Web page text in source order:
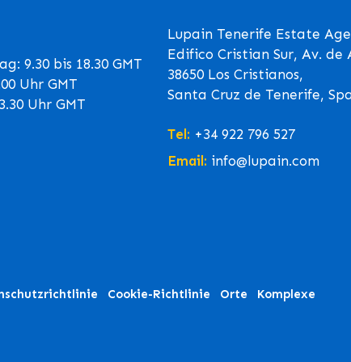
9.30 bis 18.30 GMT
Uhr GMT
Uhr GMT
Lupain Tenerife Estate
Edifico Cristian Sur, Av. de
38650 Los Cristianos,
Santa Cruz de Tenerife,
Tel: +34 922 796 527
Email: info@lupain.com
Cookie-Richtlinie Orte Komplexe